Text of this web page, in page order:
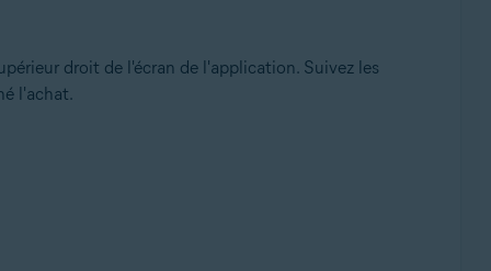
droit de l'écran de l'application. Suivez les
l'achat.